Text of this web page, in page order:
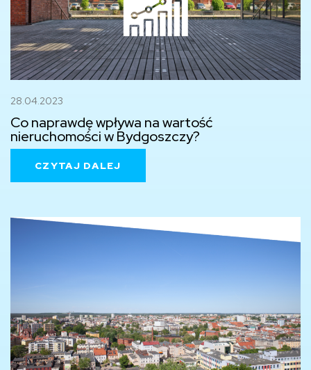
28.04.2023
Co naprawdę wpływa na wartość
nieruchomości w Bydgoszczy?
CZYTAJ DALEJ